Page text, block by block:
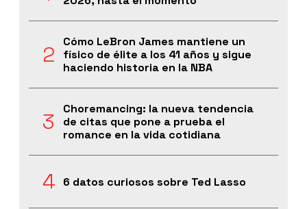
Cómo LeBron James mantiene un
físico de élite a los 41 años y sigue
haciendo historia en la NBA
Choremancing: la nueva tendencia
de citas que pone a prueba el
romance en la vida cotidiana
6 datos curiosos sobre Ted Lasso